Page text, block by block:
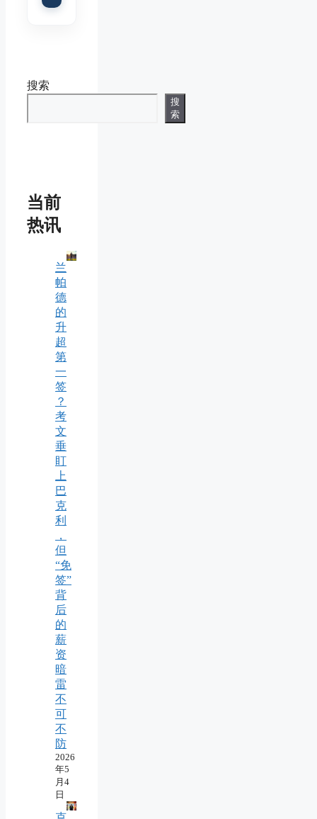
搜索
搜
索
当前
热讯
兰
帕
德
的
升
超
第
一
签
？
考
文
垂
盯
上
巴
克
利
，
但
“免
签”
背
后
的
薪
资
暗
雷
不
可
不
防
2026
年5
月4
日